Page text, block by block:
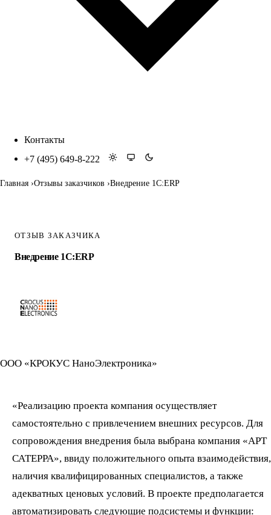
Контакты
+7 (495) 649-8-222
Главная Отзывы заказчиков Внедрение 1С:ERP
ОТЗЫВ ЗАКАЗЧИКА
Внедрение 1С:ERP
ООО «КРОКУС НаноЭлектроника»
«Реализацию проекта компания осуществляет
самостоятельно с привлечением внешних ресурсов. Для
сопровождения внедрения была выбрана компания «АРТ
САТЕРРА», ввиду положительного опыта взаимодействия,
наличия квалифицированных специалистов, а также
адекватных ценовых условий. В проекте предполагается
автоматизировать следующие подсистемы и функции: